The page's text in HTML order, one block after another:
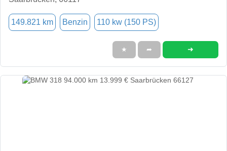
149.821 km Benzin 110 kw (150 PS)
★ ➦ ➜